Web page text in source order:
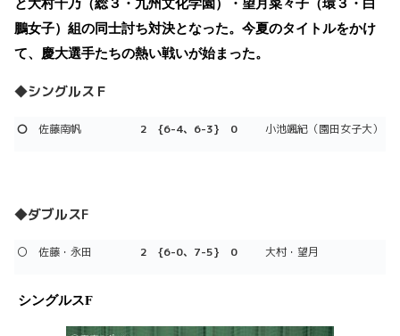
と大村千乃（総３・九州文化学園）・望月菜々子（環３・白
鵬女子）組の同士討ち対決となった。今夏のタイトルをかけ
て、慶大選手たちの熱い戦いが始まった。
◆シングルスＦ
〇 佐藤南帆 2 {6-4、6-3} 0 小池颯紀（園田女子大）
◆ダブルスF
〇 佐藤・永田 2 {6-0、7-5} 0 大村・望月
シングルスF